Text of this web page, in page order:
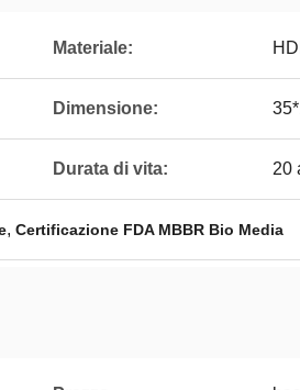
Materiale:
Dimensione:
Durata di vita: 20
, Certificazione FDA MBBR Bio Media